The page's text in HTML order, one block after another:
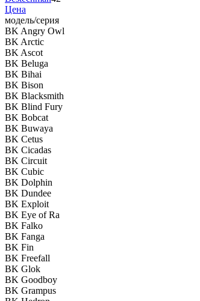
Цена
модель/серия
BK Angry Owl
BK Arctic
BK Ascot
BK Beluga
BK Bihai
BK Bison
BK Blacksmith
BK Blind Fury
BK Bobcat
BK Buwaya
BK Cetus
BK Cicadas
BK Circuit
BK Cubic
BK Dolphin
BK Dundee
BK Exploit
BK Eye of Ra
BK Falko
BK Fanga
BK Fin
BK Freefall
BK Glok
BK Goodboy
BK Grampus